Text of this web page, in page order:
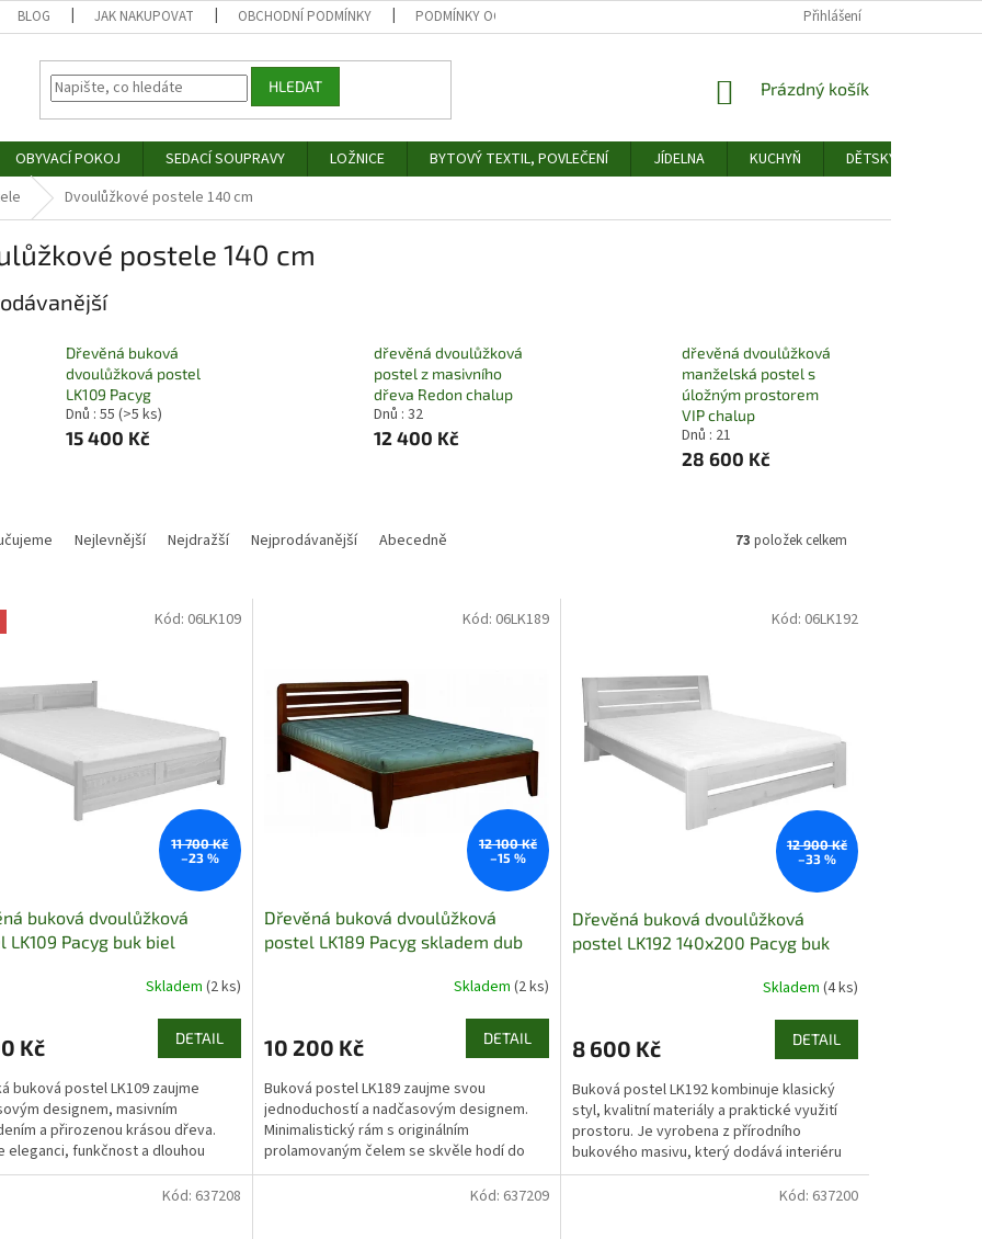
BLOG JAK NAKUPOVAT OBCHODNÍ PODMÍNKY PODMÍNKY OCHRANY OSOBNÍCH ÚDAJŮ ODSTOUPENÍ OD SMLOUVY
Přihlášení
HLEDAT
NÁKUPNÍ
Prázdný košík
OBYVACÍ POKOJ SEDACÍ SOUPRAVY LOŽNICE BYTOVÝ TEXTIL, POVLEČENÍ JÍDELNA KUCHYŇ
DĚTSKÝ POKOJ
Dvoulůžkové postele 140 cm
postele 140 cm
Dřevěná buková
dvoulůžková postel
LK109 Pacyg
Dnů : 55 (>5 ks)
15 400 Kč
dřevěná dvoulůžková
postel z masivního
dřeva Redon chalup
Dnů : 32
12 400 Kč
dřevěná dvoulůžková
manželská postel s
úložným prostorem
VIP chalup
Dnů : 21
28 600 Kč
Nejlevnější Nejdražší Nejprodávanější Abecedně 73 položek celkem
11 700 Kč
–23 %
buková dvoulůžková
LK109 Pacyg buk biel
Skladem (2 ks)
Kč DETAIL
buková postel LK109 zaujme
designem, masivním
a přirozenou krásou dřeva.
eleganci, funkčnost a dlouhou
– ideální volba pro...
Kód: 06LK109
12 100 Kč
–15 %
Dřevěná buková dvoulůžková
postel LK189 Pacyg skladem dub
Skladem (2 ks)
10 200 Kč DETAIL
Buková postel LK189 zaujme svou
jednoduchostí a nadčasovým designem.
Minimalistický rám s originálním
prolamovaným čelem se skvěle hodí do
moderních i klasických ložnic....
Kód: 06LK189
12 900 Kč
–33 %
Dřevěná buková dvoulůžková
postel LK192 140x200 Pacyg buk
Skladem (4 ks)
8 600 Kč DETAIL
Buková postel LK192 kombinuje klasický
styl, kvalitní materiály a praktické využití
prostoru. Je vyrobena z přírodního
bukového masivu, který dodává interiéru
teplo a příjemnou...
Kód: 06LK192
Kód: 637208 Kód: 637209 Kód: 637200